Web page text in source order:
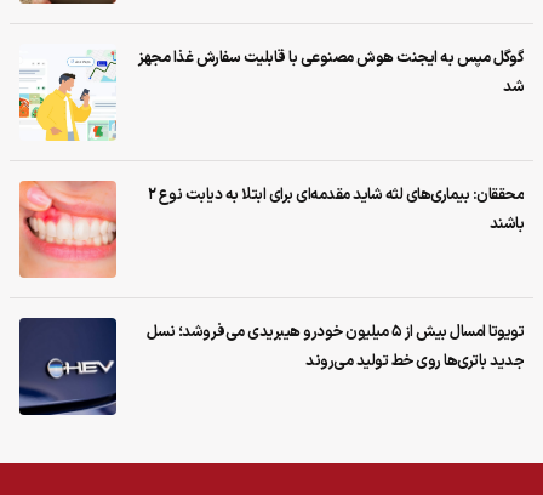
گوگل مپس به ایجنت هوش مصنوعی با قابلیت سفارش غذا مجهز
شد
محققان: بیماری‌های لثه شاید مقدمه‌ای برای ابتلا به دیابت نوع ۲
باشند
تویوتا امسال بیش از ۵ میلیون خودرو هیبریدی می‌فروشد؛ نسل
جدید باتری‌ها روی خط تولید می‌روند